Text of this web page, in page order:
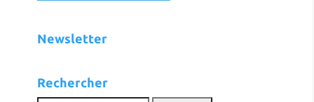
Newsletter
Rechercher